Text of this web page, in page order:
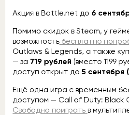
Акция в Battle.net до 6
Помимо скидок в Steam, у
возможность бесплатно
Outlaws & Legends, а также
— за 719 рублей (вместо 1199
доступ открыт до 5 сентября
Ещё одна игра с временным
доступом — Call of Duty: Black
Свободно поиграть в